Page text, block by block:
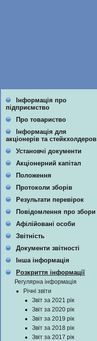
Інформація про
підприємство
Про товариство
Інформація для
акціонерів та стейкхолдеров
Установчі документи
Акціонерний капітал
Положення
Протоколи зборів
Результати перевірок
Повідомлення про збори
Афілійовані особи
Звітність
Документи звітності
Інша інформація
Розкриття інформації
Регулярна інформація
Річні звіти
Звіт за 2021 рік
Звіт за 2020 рік
Звіт за 2019 рік
Звіт за 2018 рік
Звіт за 2017 рік